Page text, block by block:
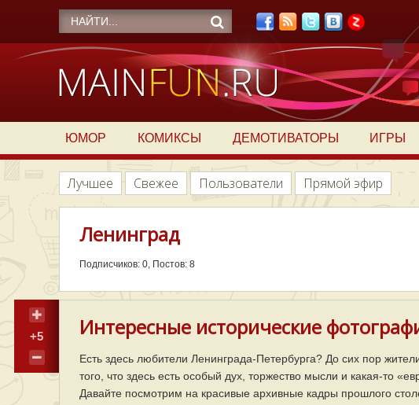
ЮМОР КОМИКСЫ ДЕМОТИВАТОРЫ ИГРЫ
Лучшее Свежее Пользователи Прямой эфир
Ленинград
Подписчиков: 0, Постов: 8
+5 Интересные исторические
Есть здесь любители Ленинграда-Петербурга? До сих пор
того, что здесь есть особый дух, торжество мысли и какая-то
Давайте посмотрим на красивые архивные кадры прошлого